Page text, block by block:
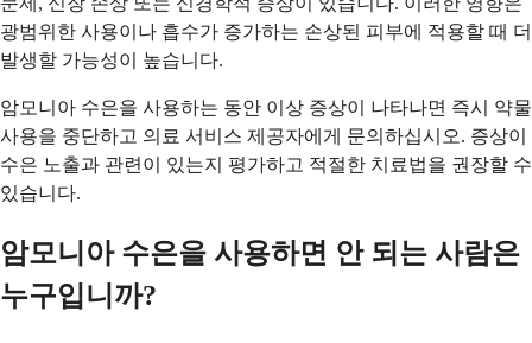
광범위한 사용이나 흡수가 증가하는 손상된 피부에 적용할 때 더
발생할 가능성이 높습니다.
암모니아 수은을 사용하는 동안 이상 증상이 나타나면 즉시 약물
사용을 중단하고 의료 서비스 제공자에게 문의하십시오. 증상이
수은 노출과 관련이 있는지 평가하고 적절한 치료법을 권장할 수
있습니다.
암모니아 수은을 사용하면 안 되는 사람은
누구입니까?